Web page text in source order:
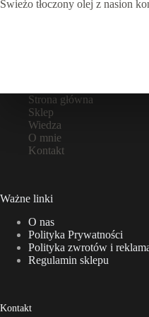
Świeżo tłoczony olej z nasion
Strona główna
Sklep
Wiedza
O mnie
Kontakt
Ważne linki
O nas
Polityka Prywatności
Polityka zwrotów i
Regulamin sklepu
Kontakt